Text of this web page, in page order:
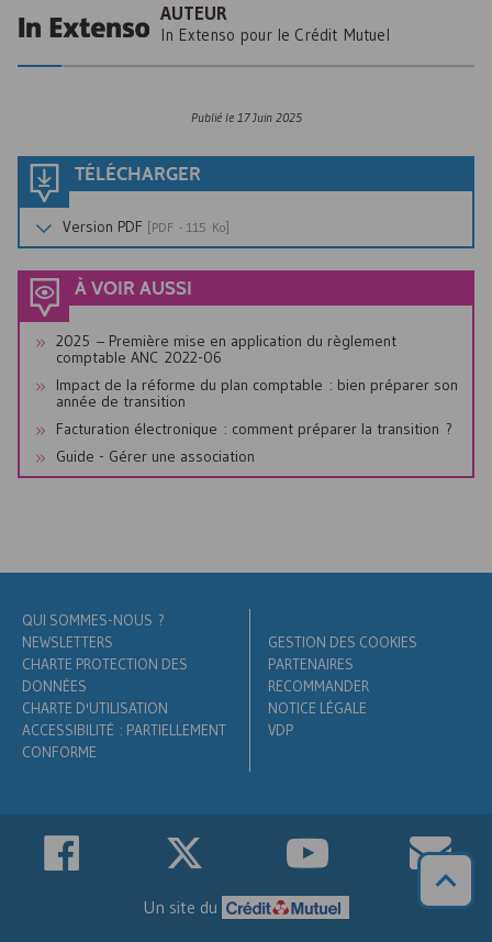
AUTEUR
In Extenso pour le Crédit Mutuel
Publié le 17 Juin 2025
TÉLÉCHARGER
Version PDF [PDF - 115 Ko]
À VOIR AUSSI
2025 – Première mise en application du règlement
comptable ANC 2022-06
Impact de la réforme du plan comptable : bien préparer son
année de transition
Facturation électronique : comment préparer la transition ?
Guide - Gérer une association
QUI SOMMES-NOUS ?
NEWSLETTERS
CHARTE PROTECTION DES
DONNÉES
CHARTE D'UTILISATION
ACCESSIBILITÉ : PARTIELLEMENT
CONFORME
GESTION DES COOKIES
PARTENAIRES
RECOMMANDER
NOTICE LÉGALE
VDP
Un site du